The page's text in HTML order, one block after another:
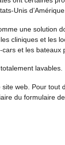
Unis d’Amérique.
une solution
cliniques et les
et les bateaux
lavables.
site web. Pour
du formulaire